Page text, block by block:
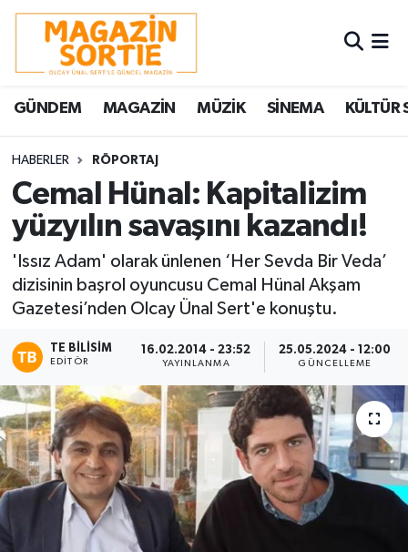
GÜNDEM MAGAZİN MÜZİK SİNEMA KÜLTÜR
HABERLER RÖPORTAJ
Cemal Hünal: Kapitalizim
yüzyılın savaşını kazandı!
'Issız Adam' olarak ünlenen ‘Her Sevda Bir Veda’
dizisinin başrol oyuncusu Cemal Hünal Akşam
Gazetesi’nden Olcay Ünal Sert'e konuştu.
TE BILISIM
EDITÖR
16.02.2014 - 23:52
YAYINLANMA
25.05.2024 - 12:00
GÜNCELLEME
Nöbetçi Eczaneler
Hava Durumu
Trafik Durumu
Süper Lig Puan Durumu ve Fikstür
Tüm Manşetler
Son Dakika Haberleri
Haber Arşivi